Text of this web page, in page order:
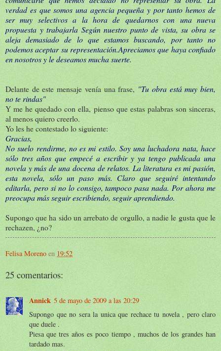
verdad es que somos una agencia pequeña y por tanto hemos de
ser muy selectivos a la hora de quedarnos con una nueva
propuesta y trabajarla Según nuestro punto de vista, su obra se
aleja demasiado de lo que estamos buscando, por tanto no
podemos aceptar su representación.Apreciamos que haya confiado
en nosotros y le deseamos mucha suerte.
Delante de este mensaje venía una frase, "Tu obra está muy bien,
no te rindas"
Y me he quedado con ella, pienso que estas palabras son sinceras,
al menos quiero creerlo.
Yo les he contestado lo siguiente:
Gracias,
No suelo rendirme, no es mi estilo. Soy una luchadora nata, hace
sólo tres años que empecé a escribir y ya tengo publicada una
novela y más de una docena de relatos. La literatura es mi pasión,
esta novela, sólo un paso más. Claro que seguiré intentando
editarla, pero si no lo consigo, tampoco pasa nada. Por ahora me
preocupa más seguir escribiendo, seguir aprendiendo.
Supongo que ha sido un arrebato de orgullo, a nadie le gusta que le
rechazen, ¿no?
Felisa Moreno en 19:52
25 comentarios:
Annick 5 de mayo de 2009 a las 20:29
Supongo que no sera la unica que rechace tu novela , pero claro
que duele .
Piesa que tres años es poco tiempo , muchos de los grandes han
tardado mas.